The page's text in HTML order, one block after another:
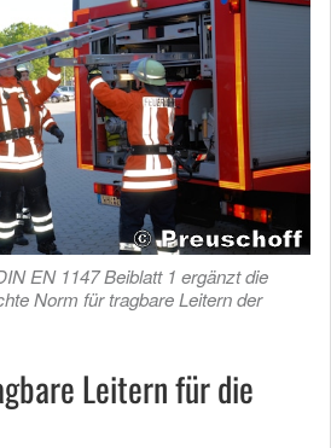
EN 1147 Beiblatt 1 ergänzt die
Norm für tragbare Leitern der
Leitern für die